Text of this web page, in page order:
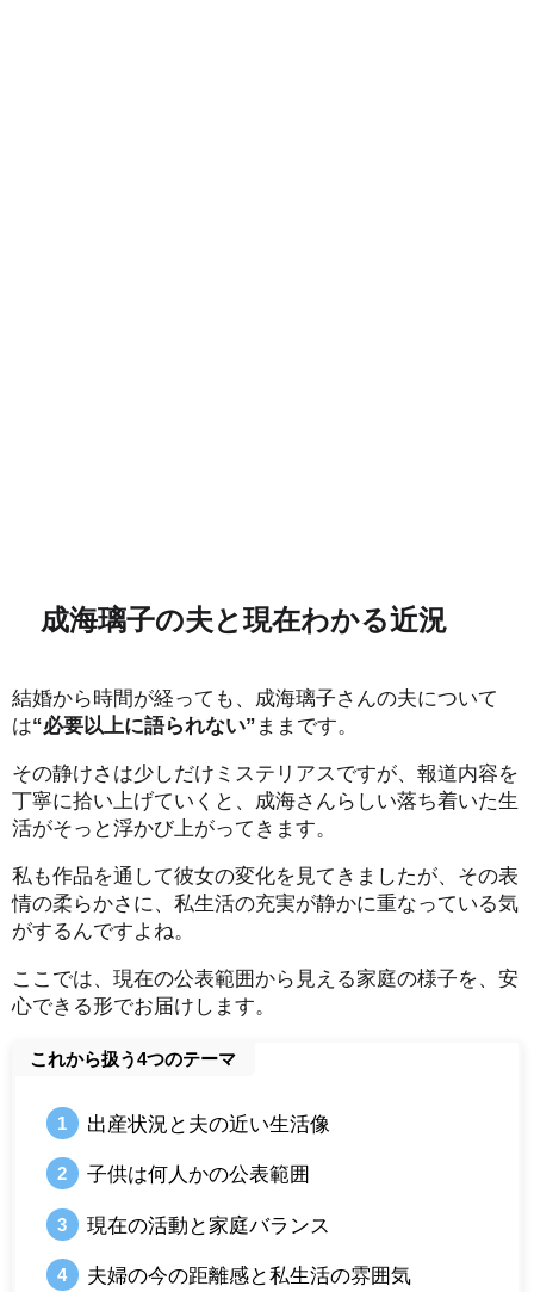
成海璃子の夫と現在わかる近況
結婚から時間が経っても、成海璃子さんの夫について
は“必要以上に語られない” ままです。
その静けさは少しだけミステリアスですが、報道内容を
丁寧に拾い上げていくと、成海さんらしい落ち着いた生
活がそっと浮かび上がってきます。
私も作品を通して彼女の変化を見てきましたが、その表
情の柔らかさに、私生活の充実が静かに重なっている気
がするんですよね。
ここでは、現在の公表範囲から見える家庭の様子を、安
心できる形でお届けします。
これから扱う4つのテーマ
出産状況と夫の近い生活像
子供は何人かの公表範囲
現在の活動と家庭バランス
夫婦の今の距離感と私生活の雰囲気